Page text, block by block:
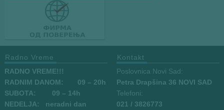
Radno Vreme
RADNO VREME!!!
RADNIM DANOM:
09 – 20h
SUBOTA: 09 – 14h
NEDELJA: neradni dan
Kontakt
Poslovnica Novi Sad:
Petra Drapšina 36 NOVI SAD
Telefoni:
021 / 3826773